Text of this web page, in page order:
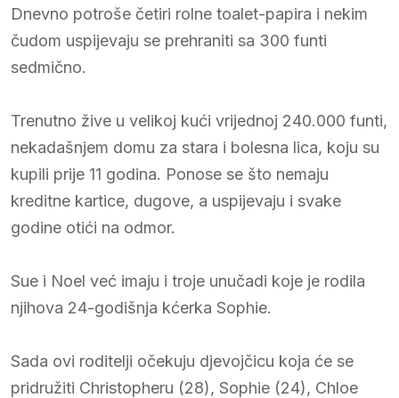
Dnevno potroše četiri rolne toalet-papira i nekim
čudom uspijevaju se prehraniti sa 300 funti
sedmično.
Trenutno žive u velikoj kući vrijednoj 240.000 funti,
nekadašnjem domu za stara i bolesna lica, koju su
kupili prije 11 godina. Ponose se što nemaju
kreditne kartice, dugove, a uspijevaju i svake
godine otići na odmor.
Sue i Noel već imaju i troje unučadi koje je rodila
njihova 24-godišnja kćerka Sophie.
Sada ovi roditelji očekuju djevojčicu koja će se
pridružiti Christopheru (28), Sophie (24), Chloe